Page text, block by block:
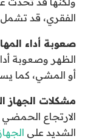
الفقري، قد
صعوبة أداء
الظهر وصعوبة
أو المشي، كما
مشكلات الجهاز
الارتجاع
الشديد على